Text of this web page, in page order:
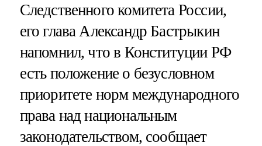
Следственного комитета России,
его глава Александр Бастрыкин
напомнил, что в Конституции РФ
есть положение о безусловном
приоритете норм международного
права над национальным
законодательством, сообщает